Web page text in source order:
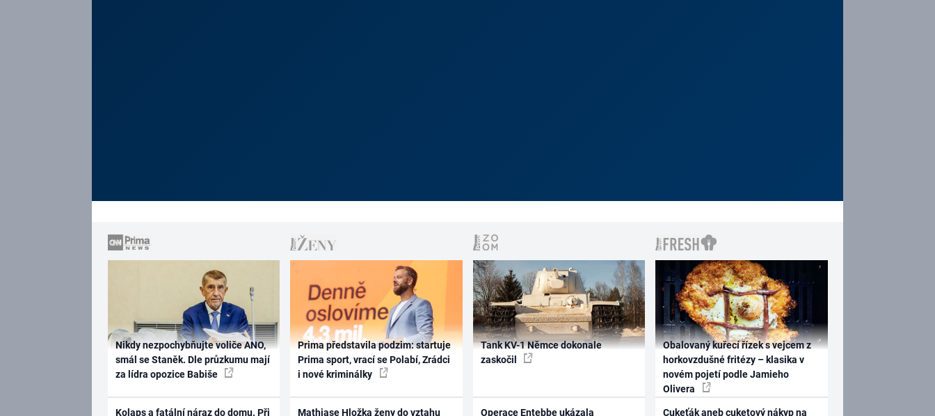
Nikdy nezpochybňujte voliče ANO,
smál se Staněk. Dle průzkumu mají
za lídra opozice Babiše
Kolaps a fatální náraz do domu. Při
Prima představila podzim: startuje
Prima sport, vrací se Polabí, Zrádci
i nové kriminálky
Mathiase Hložka ženy do vztahu
Tank KV-1 Němce dokonale
zaskočil
Operace Entebbe ukázala
Obalovaný kuřecí řízek s vejcem z
horkovzdušné fritézy – klasika v
novém pojetí podle Jamieho
Olivera
Cukeťák aneb cuketový nákyp na